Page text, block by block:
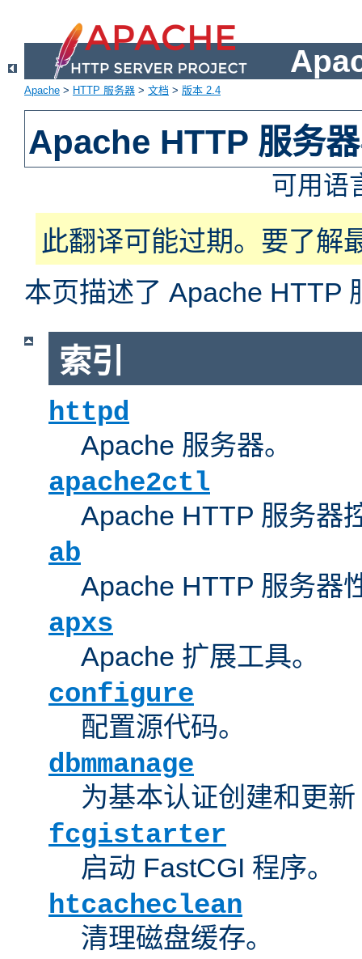
Apache > HTTP 服务器 > 文档 > 版本 2.4
Apache HTTP 服务
可用语
此翻译可能过期。要了解
本页描述了 Apache HTTP
索引
httpd
Apache 服务器。
apache2ctl
Apache HTTP 服务器
ab
Apache HTTP 服务器
apxs
Apache 扩展工具。
configure
配置源代码。
dbmmanage
为基本认证创建和更
fcgistarter
启动 FastCGI 程序。
htcacheclean
清理磁盘缓存。